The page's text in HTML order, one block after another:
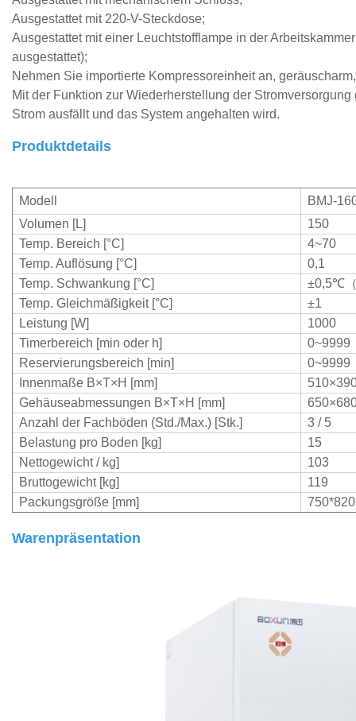
Ausgestattet mit 220-V-Steckdose;
Ausgestattet mit einer Leuchtstofflampe in der
ausgestattet);
Nehmen Sie importierte Kompressoreinheit an,
Mit der Funktion zur Wiederherstellung der
Strom ausfällt und das System angehalten wird.
Produktdetails
Modell
BMJ-
Volumen [L]
150
Temp. Bereich [°C]
4~70
Temp. Auflösung [°C]
0,1
Temp. Schwankung [°C]
±0,5℃
Temp. Gleichmäßigkeit [°C]
±1
Leistung [W]
1000
Timerbereich [min oder h]
0~9999
Reservierungsbereich [min]
0~9999
Innenmaße B×T×H [mm]
Gehäuseabmessungen B×T×H [mm]
Anzahl der Fachböden (Std./Max.) [Stk.]
3 / 5
Belastung pro Boden [kg]
15
Nettogewicht / kg]
103
Bruttogewicht [kg]
119
Packungsgröße [mm]
Warenpräsentation